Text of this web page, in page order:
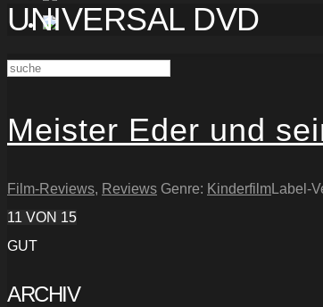
UNIVERSAL DVD
Meister Eder und
Film-Reviews, Reviews Genre: KinderfilmLabel-
11 VON 15
GUT
ARCHIV